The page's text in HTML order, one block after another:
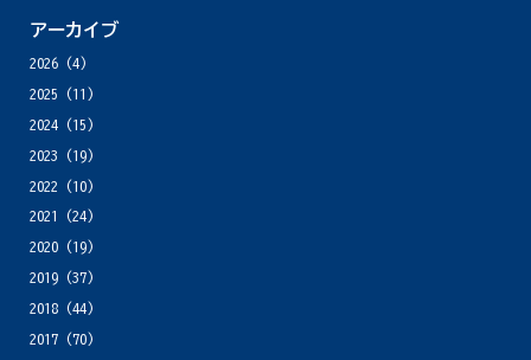
アーカイブ
2026(4)
2025 (11)
2024(15)
2023 (19)
2022 (10)
2021
(24)
2020(19)
2019(37)
2018(44)
2017(70)